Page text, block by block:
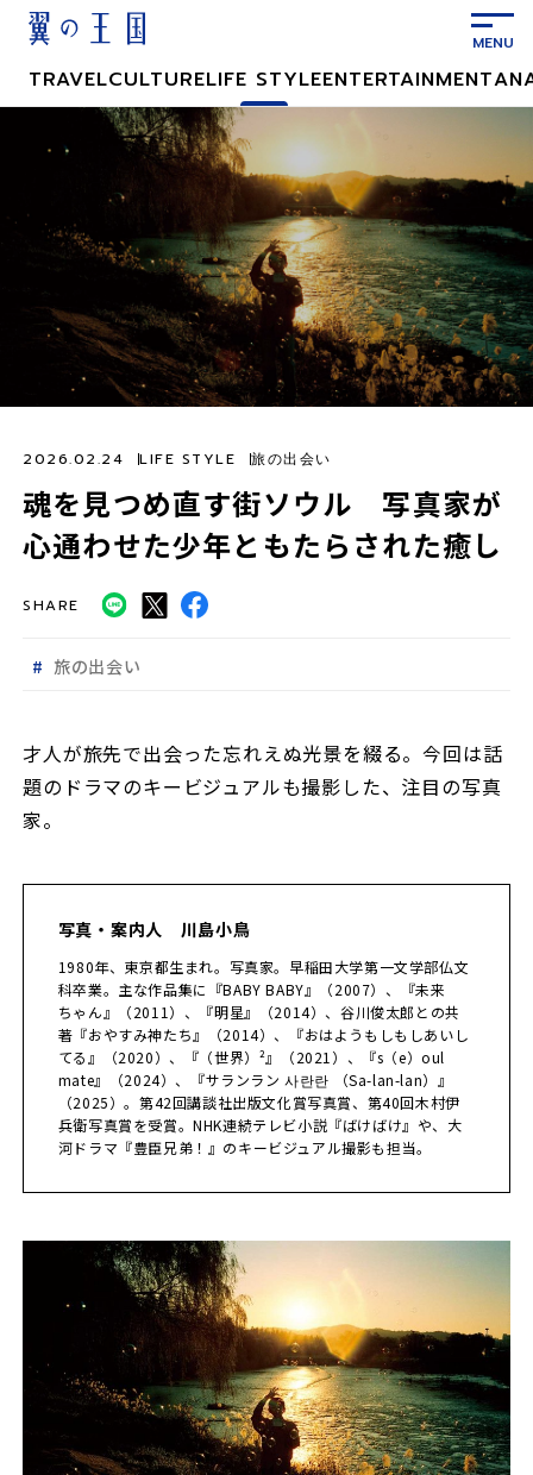
TRAVELCULTURELIFE STYLEENTERTAINMENT
魂を見つめ直す街ソウル 写真家が
心通わせた少年ともたらされた癒し
2026.02.24 LIFE STYLE 旅の出会い
SHARE
旅の出会い
才人が旅先で出会った忘れえぬ光景を綴る。今回は話
題のドラマのキービジュアルも撮影した、注目の写真
家。
写真・案内人 川島小鳥
1980年、東京都生まれ。写真家。早稲田大学第一文学部仏文
科卒業。主な作品集に『BABY BABY』（2007）、『未来
ちゃん』（2011）、『明星』（2014）、谷川俊太郎との共
著『おやすみ神たち』（2014）、『おはようもしもしあいし
てる』（2020）、『（世界）²』（2021）、『s（e）oul
mate』（2024）、『サランラン 사란란 （Sa-lan-lan）』
（2025）。第42回講談社出版文化賞写真賞、第40回木村伊
兵衛写真賞を受賞。NHK連続テレビ小説『ばけばけ』や、大
河ドラマ『豊臣兄弟！』のキービジュアル撮影も担当。